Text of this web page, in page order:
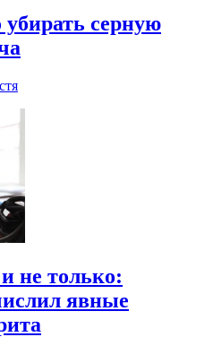
серную
не только:
явные